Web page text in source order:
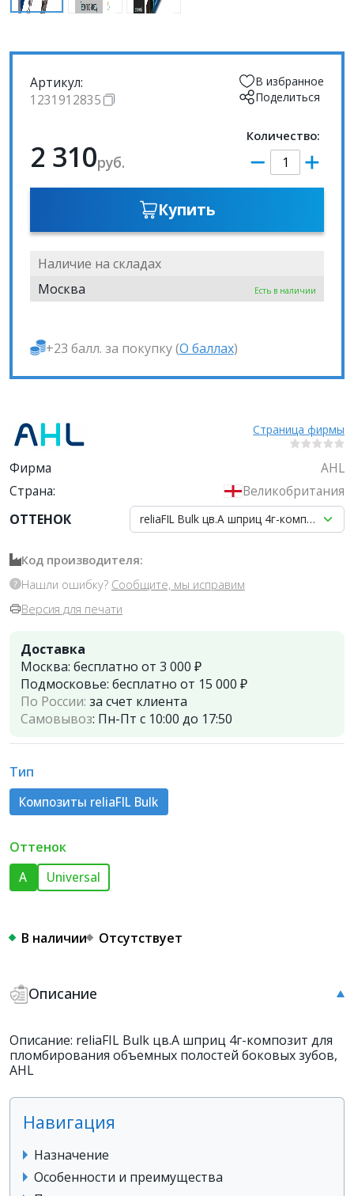
Артикул:
1231912835
В избранное
Поделиться
2 310руб.
Количество:
Купить
Наличие на складах
Москва
Есть в наличии
+23 балл. за покупку (О баллах)
Страница фирмы
Фирма
AHL
Страна:
Великобритания
ОТТЕНОК
reliaFIL Bulk цв.А шприц 4г-композит
Код производителя:
Нашли ошибку? Сообщите, мы исправим
Версия для печати
Доставка
Москва: бесплатно от 3 000 ₽
Подмосковье: бесплатно от 15 000 ₽
По России: за счет клиента
Самовывоз: Пн-Пт с 10:00 до 17:50
Тип
Композиты reliaFIL Bulk
Оттенок
A Universal
В наличии Отсутствует
Описание
Описание: reliaFIL Bulk цв.А шприц 4г-композит для
пломбирования объемных полостей боковых зубов,
AHL
Навигация
Назначение
Особенности и преимущества